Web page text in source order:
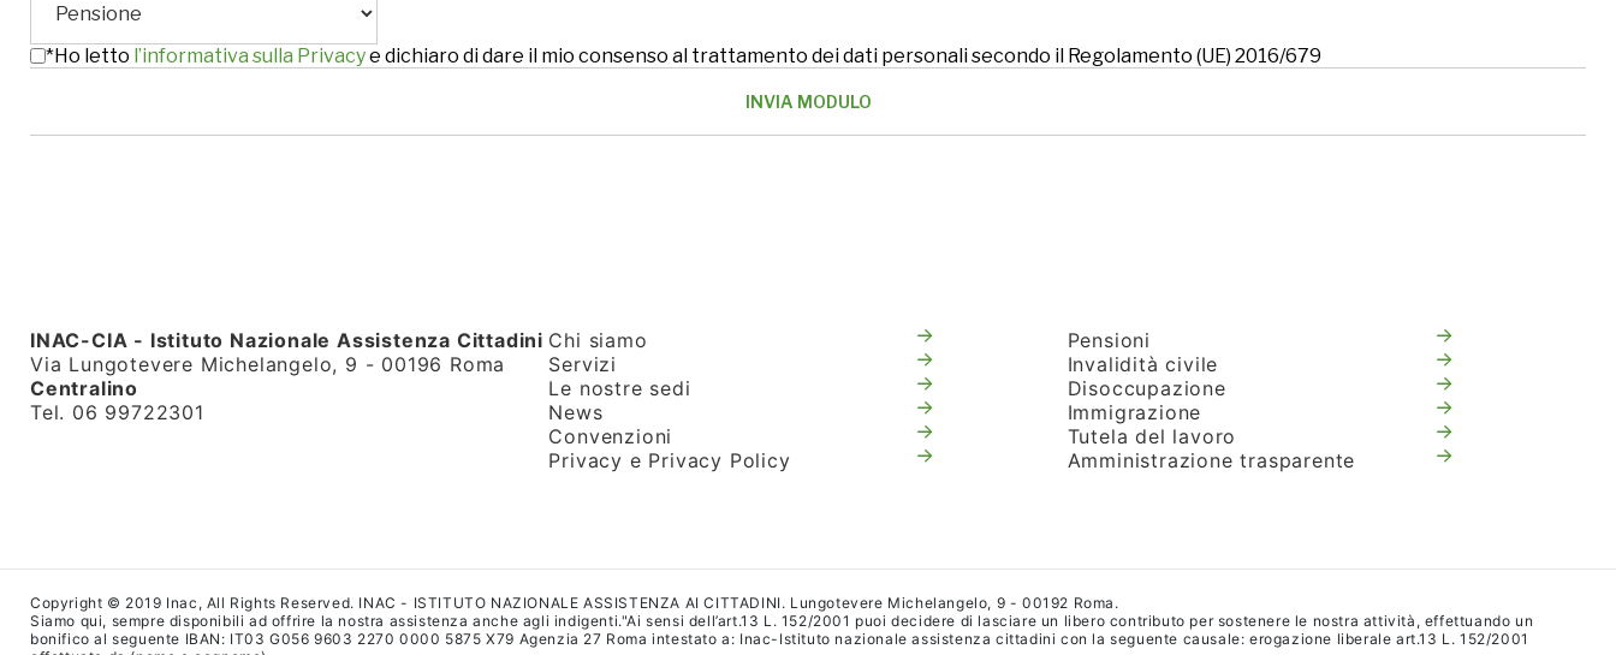
*Ho letto l’informativa sulla Privacye dichiaro di dare il mio consenso al trattamento dei dati personali secondo il Regolamento (UE) 2016/679
INAC-CIA - Istituto Nazionale Assistenza Cittadini
Via Lungotevere Michelangelo, 9 - 00196 Roma
Centralino
Tel. 06 99722301
Chi siamo
Servizi
Le nostre sedi
News
Convenzioni
Privacy e Privacy Policy
Pensioni
Invalidità civile
Disoccupazione
Immigrazione
Tutela del lavoro
Amministrazione trasparente
Copyright © 2019 Inac, All Rights Reserved. INAC - ISTITUTO NAZIONALE ASSISTENZA AI CITTADINI. Lungotevere Michelangelo, 9 - 00192 Roma.
Siamo qui, sempre disponibili ad offrire la nostra assistenza anche agli indigenti."Ai sensi dell’art.13 L. 152/2001 puoi decidere di lasciare un libero contributo per sostenere le nostra attività, effettuando un
bonifico al seguente IBAN: IT03 G056 9603 2270 0000 5875 X79 Agenzia 27 Roma intestato a: Inac-Istituto nazionale assistenza cittadini con la seguente causale: erogazione liberale art.13 L. 152/2001